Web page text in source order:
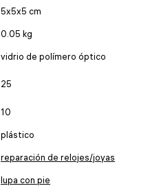
5x5x5 cm
0.05 kg
vidrio de polímero óptico
25
10
plástico
reparación de relojes/joyas
lupa con pie